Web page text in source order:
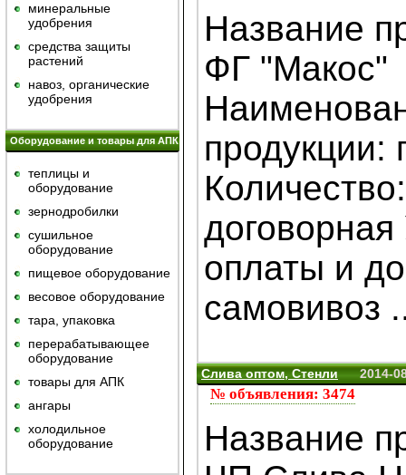
минеральные
удобрения
средства защиты
растений
навоз, органические
удобрения
Оборудование и товары для АПК
теплицы и
оборудование
зернодробилки
сушильное
оборудование
пищевое оборудование
весовое оборудование
тара, упаковка
перерабатывающее
оборудование
товары для АПК
ангары
холодильное
оборудование
Название
ФГ "Макос"
продукции:
оплаты и
самовивоз
№ объявления: 3474
Слива оптом, Стенли 2014-
Название